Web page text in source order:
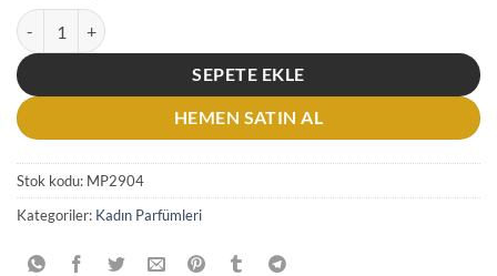
Michael Kors Sexy Amber Edp 100 Ml Kadın Parfüm adet
SEPETE EKLE
HEMEN SATIN AL
Stok kodu: MP2904
Kategoriler: Kadın Parfümleri